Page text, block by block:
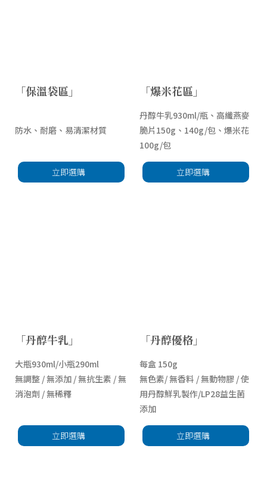
「保溫袋區」
防水、耐磨、易清潔材質
立即選購
「爆米花區」
丹醇牛乳930ml/瓶、高纖燕麥
脆片150g、140g/包、爆米花
100g/包
立即選購
「丹醇牛乳」
大瓶930ml/小瓶290ml
無調整 / 無添加 / 無抗生素 / 無
消泡劑 / 無稀釋
立即選購
「丹醇優格」
每盒 150g
無色素/ 無香料 / 無動物膠 / 使
用丹醇鮮乳製作/LP28益生菌
添加
立即選購